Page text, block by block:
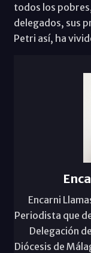
todos los
delegados, sus
Petri así, ha
Encarni
Periodista que
Delegación
Diócesis de